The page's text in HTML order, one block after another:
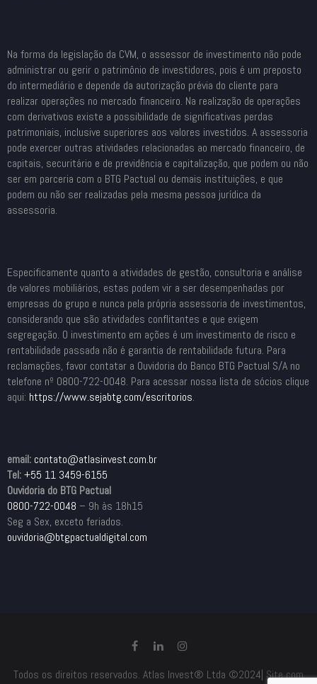
Na forma da legislação da CVM, o assessor de investimento não pode
administrar ou gerir o patrimônio de investidores, pois é um preposto
do intermediário e depende da autorização prévia do cliente para
realizar operações no mercado financeiro. Na realização de operações
com derivativos existe a possibilidade de significativas perdas
patrimoniais, inclusive superiores aos valores investidos. A assessoria
pode exercer outras atividades relacionadas ao mercado financeiro, de
capitais, securitário e de previdência e capitalização, que podem ou não
ser em parceria com o BTG Pactual ou demais instituições, e que
podem ou não ser realizadas pela mesma pessoa jurídica da
assessoria.
Especificamente quanto a atividades de gestão, consultoria e análise
de valores mobiliários, estas podem vir a ser desempenhadas por
empresas do grupo e nunca pela própria assessoria de investimentos,
considerando que são atividades conflitantes e que exigem
segregação. O investimento em ações é um investimento de risco e
rentabilidade passada não é garantia de rentabilidade futura. Para
reclamações, favor contatar a Ouvidoria do Banco BTG Pactual S/A no
telefone nº 0800-722-0048. Para acessar nossa lista de sócios clique
aqui: https://www.sejabtg.com/escritorios.
email: contato@atlasinvest.com.br
Tel:+55 11 3459-6155
Ouvidoria do BTG Pactual
0800-722-0048 – 9h às 18h15
Seg a Sex, exceto feriados.
ouvidoria@btgpactualdigital.com
Todos os direitos reservados. Atlas Invest® Ltda ©2024| Site com